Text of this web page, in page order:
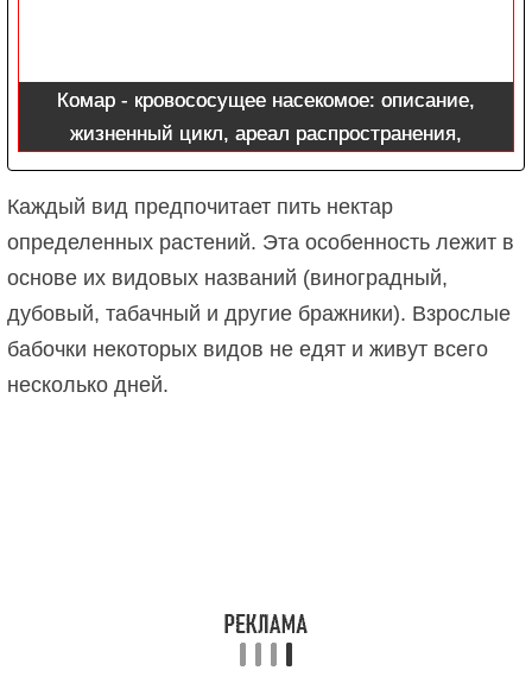
Комар - кровососущее насекомое: описание,
жизненный цикл, ареал распространения,
особенности строения
Каждый вид предпочитает пить нектар
определенных растений. Эта особенность лежит в
основе их видовых названий (виноградный,
дубовый, табачный и другие бражники). Взрослые
бабочки некоторых видов не едят и живут всего
несколько дней.